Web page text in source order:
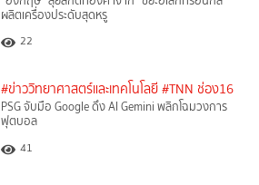
ผลิตเครื่องประดับสุดหรู
22
#ข่าววิทยาศาสตร์และเทคโนโลยี #TNN ช่อง16
PSG จับมือ Google ดึง AI Gemini พลิกโฉมวงการ
ฟุตบอล
41